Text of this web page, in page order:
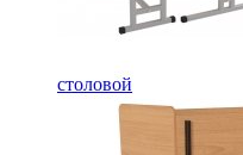
столовой